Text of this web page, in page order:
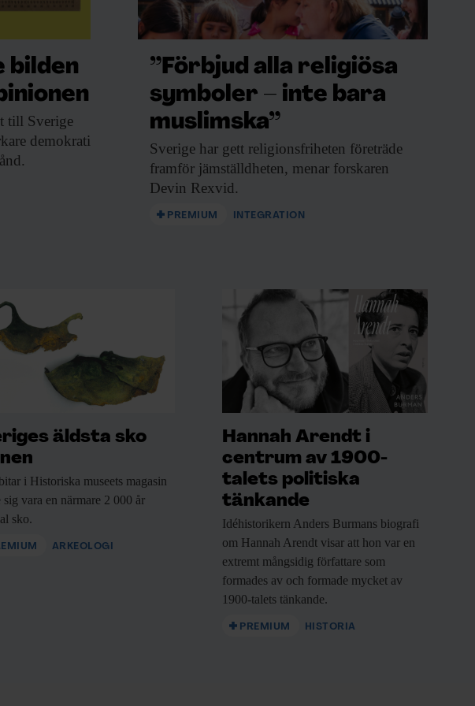
Kiukaiskeramik.
Bild:
bilden
till Sverige
demokrati
”Förbjud alla religiösa
symboler – inte bara
muslimska”
Sverige har gett religionsfriheten företräde
framför jämställdheten, menar forskaren
Devin Rexvid.
PREMIUM INTEGRATION
äldsta sko
i Historiska museets magasin
sig vara en närmare 2 000 år
sko.
ARKEOLOGI
Hannah Arendt i
centrum av 1900-
talets politiska
tänkande
Idéhistorikern Anders Burmans biografi
om Hannah Arendt visar att hon var en
extremt mångsidig författare som
formades av och formade mycket av
1900-talets tänkande.
PREMIUM HISTORIA